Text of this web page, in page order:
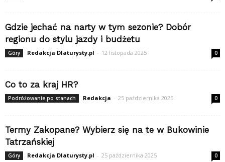
Gdzie jechać na narty w tym sezonie? Dobór
regionu do stylu jazdy i budżetu
Góry Redakcja Dlaturysty.pl - 12 listopada 2025 0
Co to za kraj HR?
Podróżowanie po stanach Redakcja - 25 października 2025 0
Termy Zakopane? Wybierz się na te w Bukowinie
Tatrzańskiej
Góry Redakcja Dlaturysty.pl - 25 października 2025 0